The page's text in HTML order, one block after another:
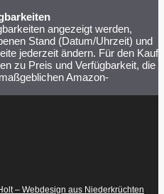
angezeigt werden,
Stand (Datum/Uhrzeit) und
jederzeit ändern. Für den Kauf
zu Preis und Verfügbarkeit, die
Amazon-
– Webdesign aus Niederkrüchten